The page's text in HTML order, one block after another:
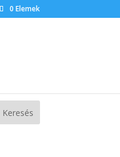
0 Elemek